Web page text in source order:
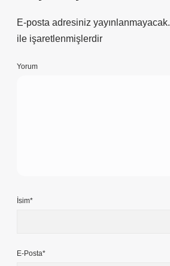
E-posta adresiniz yayınlanmayacak.
ile işaretlenmişlerdir
Yorum
İsim*
E-Posta*